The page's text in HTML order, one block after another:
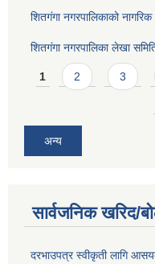
शितगंगा नगरपालिकाको
शितगंगा नगरपालिका लेखा
Pages
1 2 3
अन्य
सार्वजनिक खरिद/
दरभाउपत्र स्वीकृती लागि